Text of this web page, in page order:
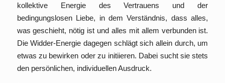
kollektive Energie des Vertrauens und der
bedingungslosen Liebe, in dem Verständnis, dass alles,
was geschieht, nötig ist und alles mit allem verbunden ist.
Die Widder-Energie dagegen schlägt sich allein durch, um
etwas zu bewirken oder zu initiieren. Dabei sucht sie stets
den persönlichen, individuellen Ausdruck.